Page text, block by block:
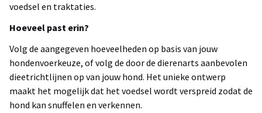
voedsel en traktaties.
Hoeveel past erin?
Volg de aangegeven hoeveelheden op basis van jouw
hondenvoerkeuze, of volg de door de dierenarts aanbevolen
dieetrichtlijnen op van jouw hond. Het unieke ontwerp
maakt het mogelijk dat het voedsel wordt verspreid zodat de
hond kan snuffelen en verkennen.